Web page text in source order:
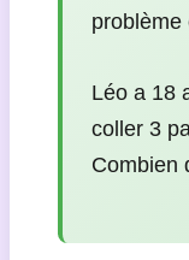
problème
Léo a 18
coller 3
Combien